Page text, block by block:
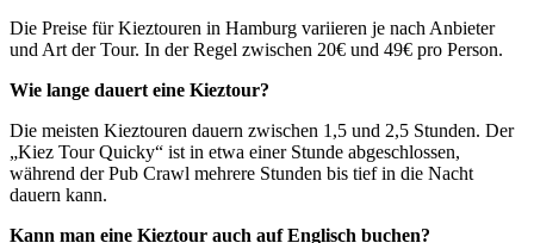
Die Preise für Kieztouren in Hamburg variieren je nach Anbieter
und Art der Tour. In der Regel zwischen 20€ und 49€ pro Person.
Wie lange dauert eine Kieztour?
Die meisten Kieztouren dauern zwischen 1,5 und 2,5 Stunden. Der
„Kiez Tour Quicky“ ist in etwa einer Stunde abgeschlossen,
während der Pub Crawl mehrere Stunden bis tief in die Nacht
dauern kann.
Kann man eine Kieztour auch auf Englisch buchen?